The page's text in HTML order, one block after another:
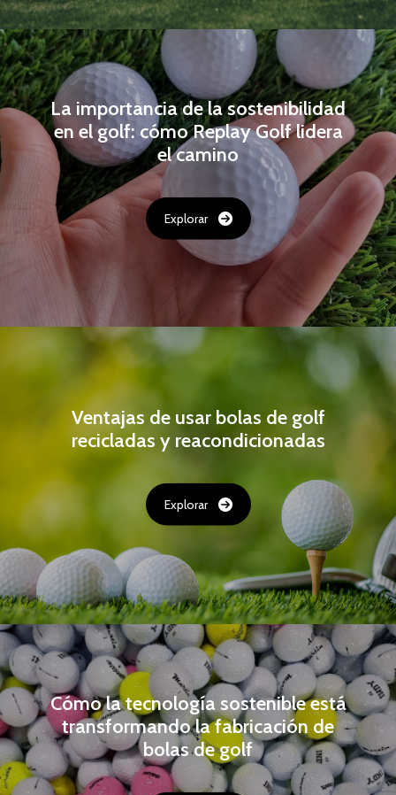
La importancia de la sostenibilidad
en el golf: cómo Replay Golf lidera
el camino
Explorar
Ventajas de usar bolas de golf
recicladas y reacondicionadas
Explorar
Cómo la tecnología sostenible está
transformando la fabricación de
bolas de golf